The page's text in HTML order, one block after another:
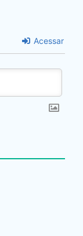
Acessar